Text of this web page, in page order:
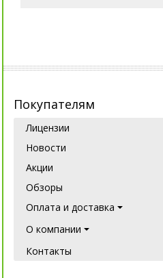
Покупателям
Лицензии
Новости
Акции
Обзоры
Оплата и доставка
О компании
Контакты